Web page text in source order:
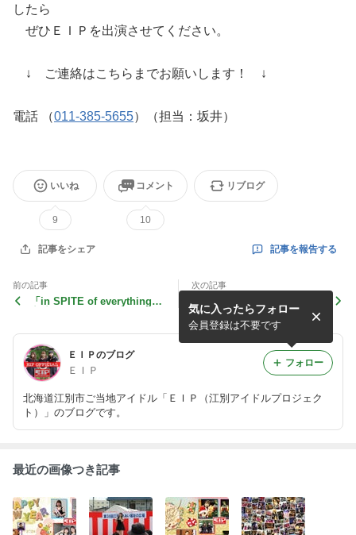
したら
ぜひＥＩＰを出演させてください。
↓ ご連絡はこちらまでお願いします！ ↓
電話 （011-385-5655）（担当：坂井）
いいね
9
コメント
10
リブログ
記事をシェア 記事を報告する
前の記事
「in SPITE of everything」
次の記事
「VVA vol.1」と「デザイン
変更」
ＥＩＰのブログ
ＥＩＰ
北海道江別市ご当地アイドル「ＥＩＰ（江別アイドルプロジェク
ト）」のブログです。
気に入ったらフォロー
会員登録は不要です
フォロー
最近の画像つき記事